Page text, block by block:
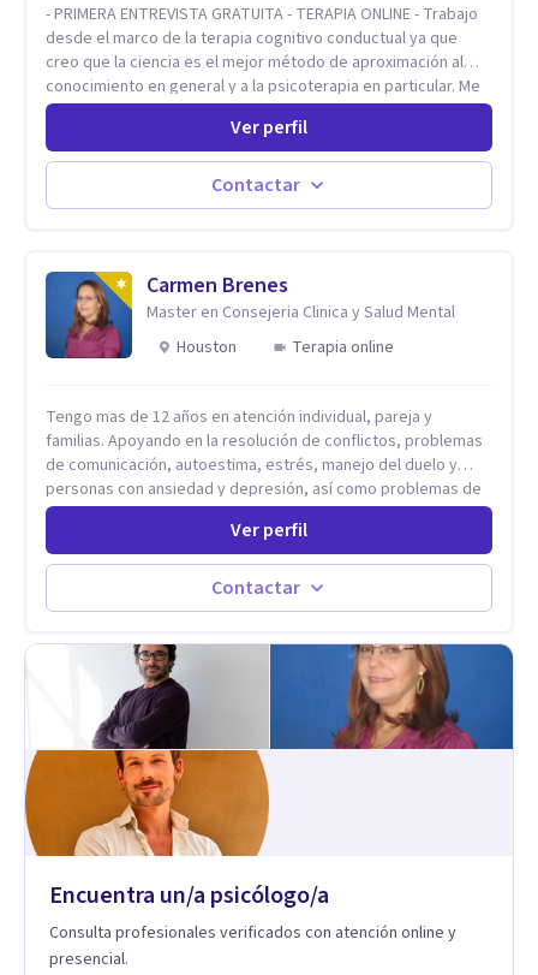
- PRIMERA ENTREVISTA GRATUITA - TERAPIA ONLINE - Trabajo
desde el marco de la terapia cognitivo conductual ya que
creo que la ciencia es el mejor método de aproximación al
conocimiento en general y a la psicoterapia en particular. Me
interesan los procesos de cambio conductual por los que una
persona pueda alcanzar sus objetivos, transitando,
aceptando y modificando sus patrones cognitivos y
emocionales. Abordo patologías específicas como trastornos
de ansiedad y del ánimo, y también crisis vitales y procesos
Ver perfil
Contactar
Carmen Brenes
Master en Consejeria Clinica y Salud Mental
Houston
Terapia online
Tengo mas de 12 años en atención individual, pareja y
familias. Apoyando en la resolución de conflictos, problemas
de comunicación, autoestima, estrés, manejo del duelo y
personas con ansiedad y depresión, así como problemas de
conducta y comportamiento. Desarrollo de personas
Estableciendo metas a corto y largo plazo, es vital para la
vida de cada uno tener su propia vision.
Ver perfil
Contactar
Encuentra un/a psicólogo/a
Consulta profesionales verificados con atención online y
presencial.